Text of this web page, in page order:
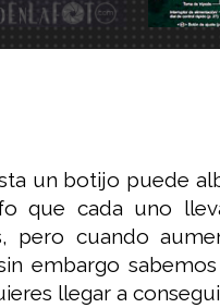
un botijo puede
que cada uno
pero cuando
embargo
llegar a